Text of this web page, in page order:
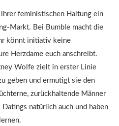
feministischen Haltung ein
Markt. Bei Bumble macht die
könnt initiativ keine
Herzdame euch anschreibt.
Wolfe zielt in erster Linie
geben und ermutigt sie den
zurückhaltende Männer
natürlich auch und haben